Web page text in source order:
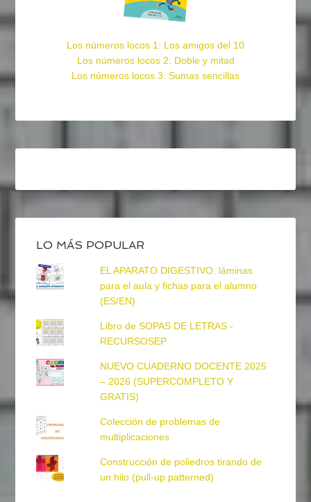
Los números locos 1: Los amigos del 10
Los números locos 2: Doble y mitad
Los números locos 3: Sumas sencillas
LO MÁS POPULAR
EL APARATO DIGESTIVO: láminas
para el aula y fichas para el alumno
(ES/EN)
Libro de SOPAS DE LETRAS -
RECURSOSEP
NUEVO CUADERNO DOCENTE 2025
– 2026 (SUPERCOMPLETO Y
GRATIS)
Colección de problemas de
multiplicaciones
Construcción de poliedros tirando de
un hilo (pull-up patterned)